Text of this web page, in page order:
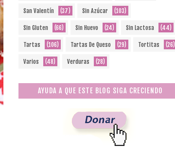
San Valentín (37) Sin Azúcar (103)
Sin Gluten (66) Sin Huevo (24) Sin Lactosa (44)
Tartas (106) Tartas De Queso (29) Tortitas (26)
Varios (48) Verduras (28)
AYUDA A QUE ESTE BLOG SIGA CRECIENDO